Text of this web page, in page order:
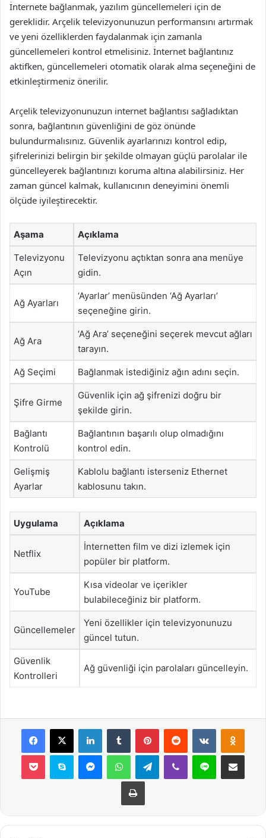
İnternete bağlanmak, yazılım güncellemeleri için de
gereklidir. Arçelik televizyonunuzun performansını artırmak
ve yeni özelliklerden faydalanmak için zamanla
güncellemeleri kontrol etmelisiniz. İnternet bağlantınız
aktifken, güncellemeleri otomatik olarak alma seçeneğini de
etkinleştirmeniz önerilir.
Arçelik televizyonunuzun internet bağlantısı sağladıktan
sonra, bağlantının güvenliğini de göz önünde
bulundurmalısınız. Güvenlik ayarlarınızı kontrol edip,
şifrelerinizi belirgin bir şekilde olmayan güçlü parolalar ile
güncelleyerek bağlantınızı koruma altına alabilirsiniz. Her
zaman güncel kalmak, kullanıcının deneyimini önemli
ölçüde iyileştirecektir.
Aşama Açıklama
Televizyonu
Açın
Televizyonu açtıktan sonra ana menüye
gidin.
Ağ Ayarları
‘Ayarlar’ menüsünden ‘Ağ Ayarları’
seçeneğine girin.
Ağ Ara
‘Ağ Ara’ seçeneğini seçerek mevcut ağları
tarayın.
Ağ Seçimi Bağlanmak istediğiniz ağın adını seçin.
Şifre Girme
Güvenlik için ağ şifrenizi doğru bir
şekilde girin.
Bağlantı
Kontrolü
Bağlantının başarılı olup olmadığını
kontrol edin.
Gelişmiş
Ayarlar
Kablolu bağlantı isterseniz Ethernet
kablosunu takın.
Uygulama Açıklama
Netflix
İnternetten film ve dizi izlemek için
popüler bir platform.
YouTube
Kısa videolar ve içerikler
bulabileceğiniz bir platform.
Güncellemeler
Yeni özellikler için televizyonunuzu
güncel tutun.
Güvenlik
Kontrolleri
Ağ güvenliği için parolaları güncelleyin.
Facebook
X LinkedInTumblr PinterestReddit VKontakte
Pocket Skype MessengerWhatsAppTelegramViber Line E-Posta ile
Yazdır